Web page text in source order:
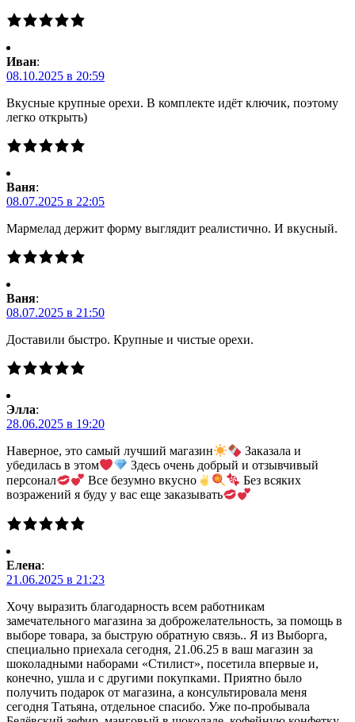
Иван:
08.10.2025 в 20:59
Вкусные крупные орехи. В комплекте идёт ключик, поэтому
легко открыть)
Ваня:
08.07.2025 в 22:05
Мармелад держит форму выглядит реалистично. И вкусный.
Ваня:
08.07.2025 в 21:50
Доставили быстро. Крупные и чистые орехи.
Элла:
28.06.2025 в 19:20
Наверное, это самый лучший магазин
Заказала и
убедилась в этом
Здесь очень добрый и отзывчивый
персонал
Все безумно вкусно
Без всяких
возражений я буду у вас еще заказывать
Елена:
21.06.2025 в 21:23
Хочу выразить благодарность всем работникам
замечательного магазина за доброжелательность, за помощь в
выборе товара, за быструю обратную связь.. Я из Выборга,
специально приехала сегодня, 21.06.25 в ваш магазин за
шоколадными наборами «Стилист», посетила впервые и,
конечно, ушла и с другими покупками. Приятно было
получить подарок от магазина, а консультировала меня
сегодня Татьяна, отдельное спасибо. Уже по-пробывала